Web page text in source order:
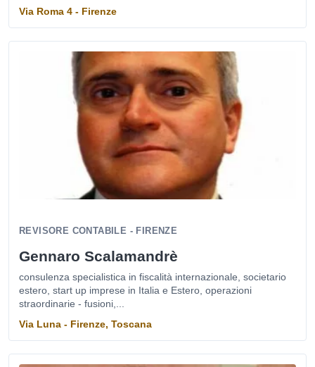
Via Roma 4 - Firenze
REVISORE CONTABILE - FIRENZE
Gennaro Scalamandrè
consulenza specialistica in fiscalità internazionale, societario
estero, start up imprese in Italia e Estero, operazioni
straordinarie - fusioni,...
Via Luna - Firenze, Toscana